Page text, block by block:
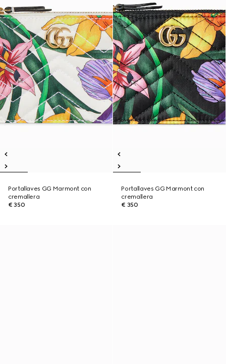
Portallaves GG Marmont con
cremallera
€ 350
Portallaves GG Marmont con
cremallera
€ 350